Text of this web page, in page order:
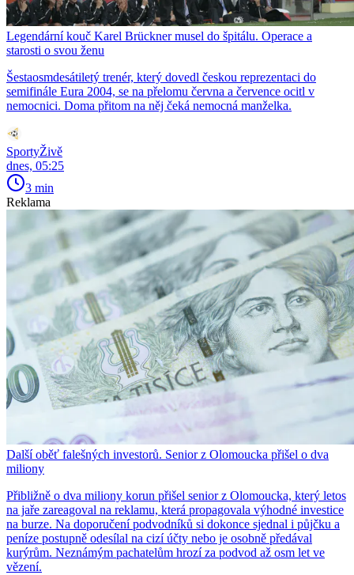
Legendární kouč Karel Brückner musel do špitálu. Operace a
starosti o svou ženu
Šestaosmdesátiletý trenér, který dovedl českou reprezentaci do
semifinále Eura 2004, se na přelomu června a července ocitl v
nemocnici. Doma přitom na něj čeká nemocná manželka.
SportyŽivě
dnes, 05:25
3 min
Reklama
Další oběť falešných investorů. Senior z Olomoucka přišel o dva
miliony
Přibližně o dva miliony korun přišel senior z Olomoucka, který letos
na jaře zareagoval na reklamu, která propagovala výhodné investice
na burze. Na doporučení podvodníků si dokonce sjednal i půjčku a
peníze postupně odesílal na cizí účty nebo je osobně předával
kurýrům. Neznámým pachatelům hrozí za podvod až osm let ve
vězení.